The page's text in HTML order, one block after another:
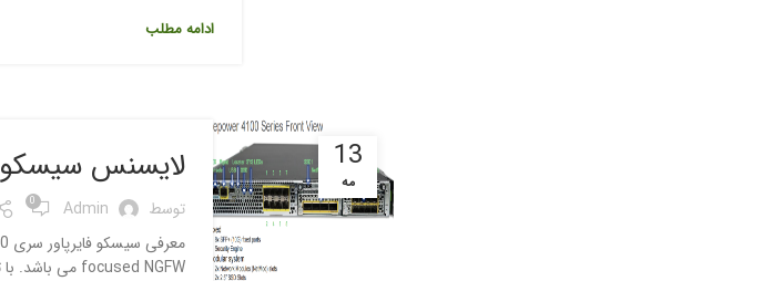
ادامه مطلب
13
مه لایسنس سیسکو 4100 FirePower
توسط Admin
0
focused NGFW می باشد. با توجه به محدوده توان عملیاتی آنها می توانند در Data Center و Edge اینترنت مورد استفاده قرار...